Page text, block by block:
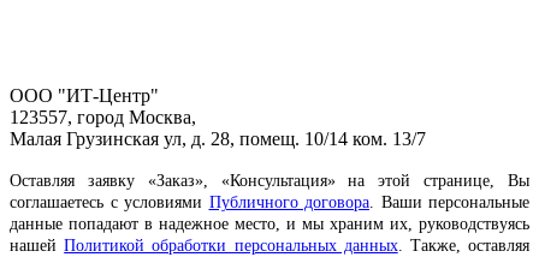
ООО "ИТ-Центр"
123557, город Москва,
Малая Грузинская ул, д. 28, помещ. 10/14 ком. 13/7
Оставляя заявку «Заказ», «Консультация» на этой странице, Вы
соглашаетесь с условиями Публичного договора. Ваши персональные
данные попадают в надежное место, и мы храним их, руководствуясь
нашейПолитикой обработки персональных данных. Также, оставляя